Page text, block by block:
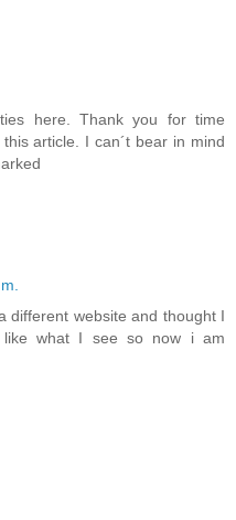
here. Thank you for time
article. I can´t bear in mind
different website and thought I
what I see so now i am